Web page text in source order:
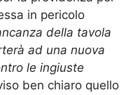
in pericolo
della tavola
ad una nuova
le ingiuste
ben chiaro quello